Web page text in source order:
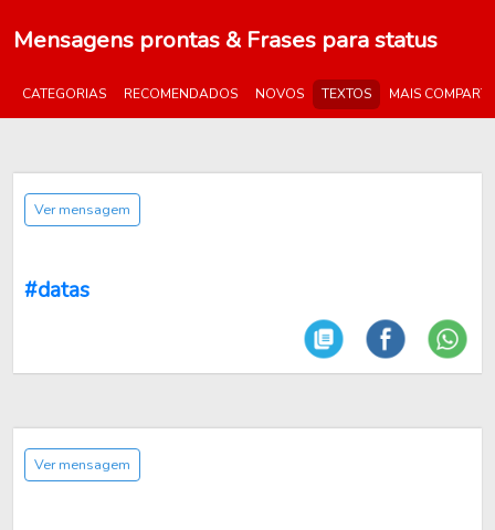
Mensagens prontas & Frases para status
CATEGORIAS RECOMENDADOS NOVOS TEXTOS MAIS
Ver mensagem
#datas
Ver mensagem